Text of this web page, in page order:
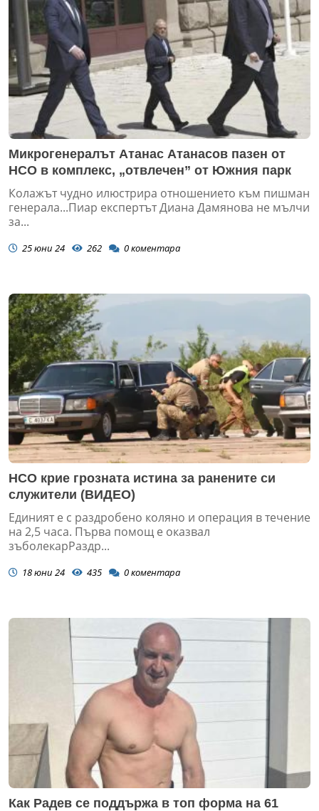
Микрогенералът Атанас Атанасов пазен от
НСО в комплекс, „отвлечен” от Южния парк
Колажът чудно илюстрира отношението към пишман
генерала...Пиар експертът Диана Дамянова не мълчи
за...
25 юни 24 262 0коментара
НСО крие грозната истина за ранените си
служители (ВИДЕО)
Единият е с раздробено коляно и операция в течение
на 2,5 часа. Първа помощ е оказвал
зъболекарРаздр...
18 юни 24 435 0коментара
Как Радев се поддържа в топ форма на 61